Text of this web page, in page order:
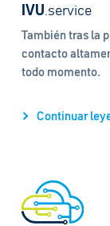
IVU.service
También tras la
contacto
todo momento.
Continuar